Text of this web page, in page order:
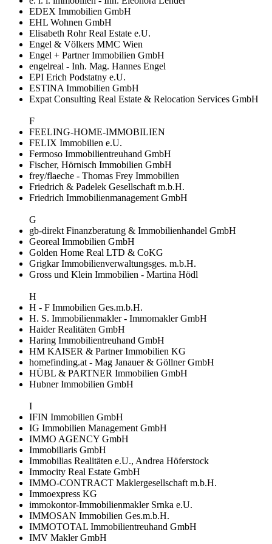
EDEX Immobilien GmbH
EHL Wohnen GmbH
Elisabeth Rohr Real Estate e.U.
Engel & Völkers MMC Wien
Engel + Partner Immobilien GmbH
engelreal - Inh. Mag. Hannes Engel
EPI Erich Podstatny e.U.
ESTINA Immobilien GmbH
Expat Consulting Real Estate & Relocation Services GmbH
F
FEELING-HOME-IMMOBILIEN
FELIX Immobilien e.U.
Fermoso Immobilientreuhand GmbH
Fischer, Hörnisch Immobilien GmbH
frey/flaeche - Thomas Frey Immobilien
Friedrich & Padelek Gesellschaft m.b.H.
Friedrich Immobilienmanagement GmbH
G
gb-direkt Finanzberatung & Immobilienhandel GmbH
Georeal Immobilien GmbH
Golden Home Real LTD & CoKG
Grigkar Immobilienverwaltungsges. m.b.H.
Gross und Klein Immobilien - Martina Hödl
H
H - F Immobilien Ges.m.b.H.
H. S. Immobilienmakler - Immomakler GmbH
Haider Realitäten GmbH
Haring Immobilientreuhand GmbH
HM KAISER & Partner Immobilien KG
homefinding.at - Mag Janauer & Göllner GmbH
HÜBL & PARTNER Immobilien GmbH
Hubner Immobilien GmbH
I
IFIN Immobilien GmbH
IG Immobilien Management GmbH
IMMO AGENCY GmbH
Immobiliaris GmbH
Immobilias Realitäten e.U., Andrea Höferstock
Immocity Real Estate GmbH
IMMO-CONTRACT Maklergesellschaft m.b.H.
Immoexpress KG
immokontor-Immobilienmakler Srnka e.U.
IMMOSAN Immobilien Ges.m.b.H.
IMMOTOTAL Immobilientreuhand GmbH
IMV Makler GmbH